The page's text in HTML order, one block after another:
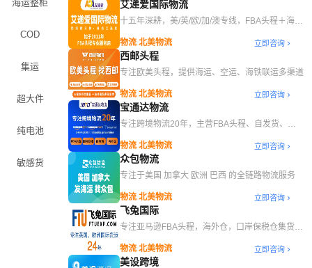
海运整柜
COD
集运
超大件
纯电池
敏感货
艾递爱国际物流
十五年深耕，美/英/欧/加/澳专线，FBA头程＋海外
物流 北美物流
立即咨询
西邮头程
专注欧美头程，提供海运、空运、海铁联运多渠道
物流 北美物流 立即咨询
宝通达物流
专注跨境物流20年，主营FBA头程、自发货、国
物流 北美物流
立即咨询
众包物流
专注于美国 加拿大 欧洲 巴西 的全链路物流服务
物流 北美物流 立即咨询
飞兔国际
专注亚马逊FBA头程，海外仓，口岸保税仓集货等
物流 北美物流
立即咨询
美设跨境